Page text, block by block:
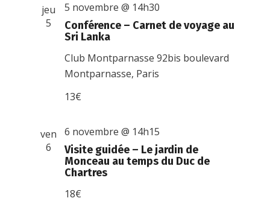
jeu
5
Conférence – Carnet de voyage au
Sri Lanka
5 novembre @ 14h30
Club Montparnasse92bis boulevard
Montparnasse, Paris
13€
ven
6
Visite guidée – Le jardin de
Monceau au temps du Duc de
Chartres
6 novembre @ 14h15
18€